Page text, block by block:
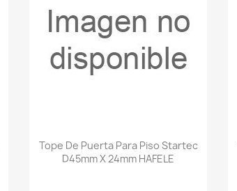
Vista rápida
Tope De Puerta Para Piso Startec
D45mm X 24mm HAFELE